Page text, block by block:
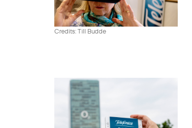
Credits: Till Budde